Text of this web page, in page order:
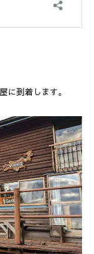
に到着します。